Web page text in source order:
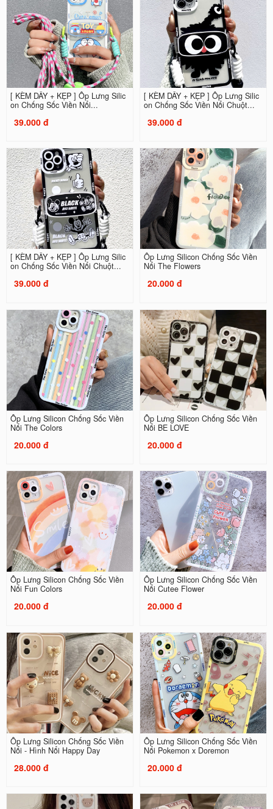
[ KÈM DÂY + KẸP ] Ốp Lưng Silic
on Chống Sốc Viền Nổi...
39.000 đ
[ KÈM DÂY + KẸP ] Ốp Lưng Silic
on Chống Sốc Viền Nổi Chuột...
39.000 đ
[ KÈM DÂY + KẸP ] Ốp Lưng Silic
on Chống Sốc Viền Nổi Chuột...
39.000 đ
Ốp Lưng Silicon Chống Sốc Viền
Nổi The Flowers
20.000 đ
Ốp Lưng Silicon Chống Sốc Viền
Nổi The Colors
20.000 đ
Ốp Lưng Silicon Chống Sốc Viền
Nổi BE LOVE
20.000 đ
Ốp Lưng Silicon Chống Sốc Viền
Nổi Fun Colors
20.000 đ
Ốp Lưng Silicon Chống Sốc Viền
Nổi Cutee Flower
20.000 đ
Ốp Lưng Silicon Chống Sốc Viền
Nổi - Hình Nổi Happy Day
28.000 đ
Ốp Lưng Silicon Chống Sốc Viền
Nổi Pokemon x Doremon
20.000 đ